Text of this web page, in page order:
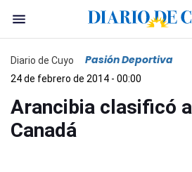
Diario de Cuyo Pasión Deportiva
24 de febrero de 2014 - 00:00
Arancibia clasificó
Canadá